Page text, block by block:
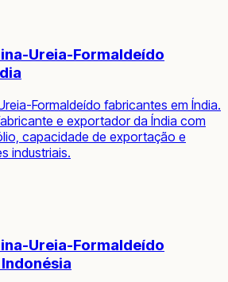
Ureia-Formaldeído
Formaldeído fabricantes em Índia.
e exportador da Índia com
capacidade de exportação e
industriais.
Ureia-Formaldeído